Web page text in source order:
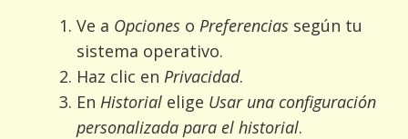
Ve a Opciones o Preferencias según tu
sistema operativo.
Haz clic en Privacidad.
En Historial elige Usar una configuración
personalizada para el historial.